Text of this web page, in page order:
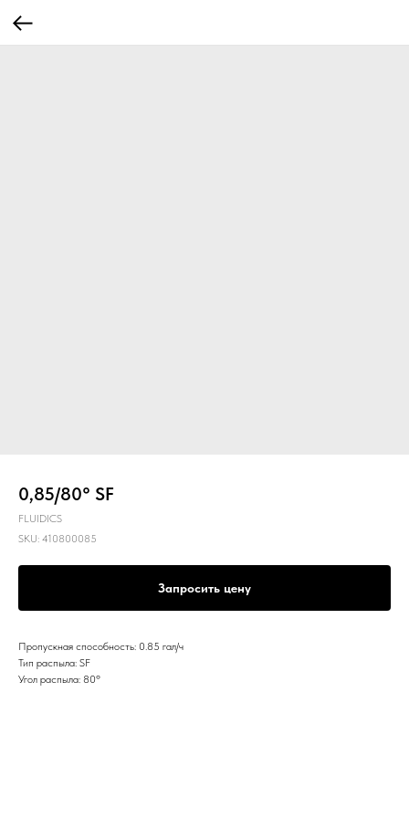
0,85/80° SF
FLUIDICS
SKU: 410800085
Запросить цену
Пропускная способность: 0.85 гал/ч
Тип распыла: SF
Угол распыла: 80º